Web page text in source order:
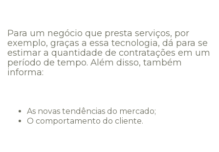
Para um negócio que presta serviços, por
exemplo, graças a essa tecnologia, dá para se
estimar a quantidade de contratações em um
período de tempo. Além disso, também
informa:
As novas tendências do mercado;
O comportamento do cliente.